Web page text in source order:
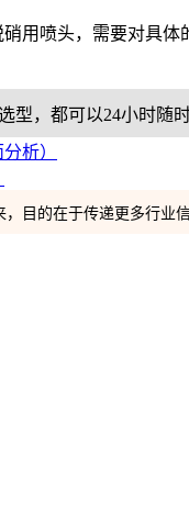
用喷头，需要对具
，都可以24小时随
析）
目的在于传递更多行